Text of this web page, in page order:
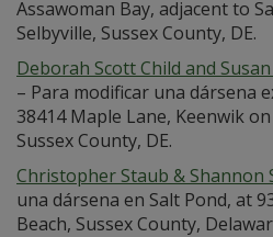
Assawoman Bay, adjacent to
Selbyville, Sussex County, DE.
Deborah Scott Child and
– Para modificar una dársena
38414 Maple Lane, Keenwik
Sussex County, DE.
Christopher Staub & Shannon
una dársena en Salt Pond, at
Beach, Sussex County,